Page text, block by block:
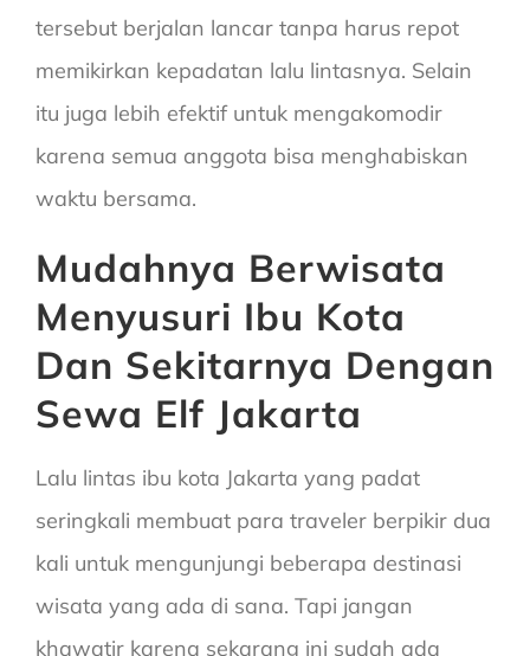
tersebut berjalan lancar tanpa harus repot
memikirkan kepadatan lalu lintasnya. Selain
itu juga lebih efektif untuk mengakomodir
karena semua anggota bisa menghabiskan
waktu bersama.
Mudahnya Berwisata
Menyusuri Ibu Kota
Dan Sekitarnya Dengan
Sewa Elf Jakarta
Lalu lintas ibu kota Jakarta yang padat
seringkali membuat para traveler berpikir dua
kali untuk mengunjungi beberapa destinasi
wisata yang ada di sana. Tapi jangan
khawatir karena sekarang ini sudah ada